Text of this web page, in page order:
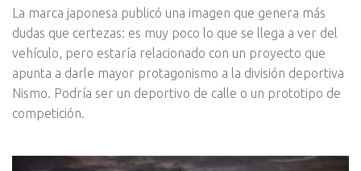
La marca japonesa publicó una imagen que genera más
dudas que certezas: es muy poco lo que se llega a ver del
vehículo, pero estaría relacionado con un proyecto que
apunta a darle mayor protagonismo a la división deportiva
Nismo. Podría ser un deportivo de calle o un prototipo de
competición.